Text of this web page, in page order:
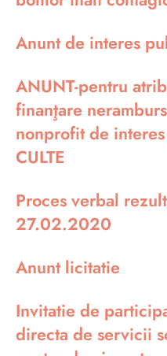
Anunt de interes
ANUNT-pentru
finanţare
nonprofit de
CULTE
Proces verbal
27.02.2020
Anunt licitatie
Invitatie de
directa de servicii